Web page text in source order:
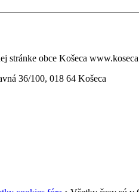
stránke obce Košeca
36/100, 018 64 Košeca